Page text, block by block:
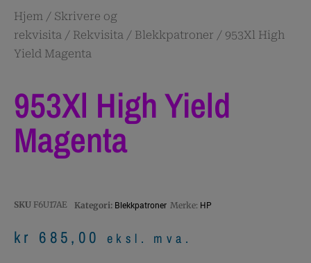
Hjem / Skrivere og
rekvisita / Rekvisita / Blekkpatroner / 953Xl High
Yield Magenta
953Xl High Yield
Magenta
SKU F6U17AE Kategori: Blekkpatroner Merke: HP
kr 685,00 eksl. mva.